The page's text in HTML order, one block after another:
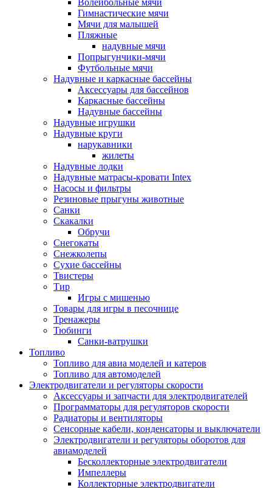
Волейбольные мячи
Гимнастические мячи
Мячи для малышей
Пляжные
надувные мячи
Попрыгунчики-мячи
Футбольные мячи
Надувные и каркасные бассейны
Аксессуары для бассейнов
Каркасные бассейны
Надувные бассейны
Надувные игрушки
Надувные круги
нарукавники
жилеты
Надувные лодки
Надувные матрасы-кровати Intex
Насосы и фильтры
Резиновые прыгуны животные
Санки
Скакалки
Обручи
Снегокаты
Снежколепы
Сухие бассейны
Твистеры
Тир
Игры с мишенью
Товары для игры в песочнице
Тренажеры
Тюбинги
Санки-ватрушки
Топливо
Топливо для авиа моделей и катеров
Топливо для автомоделей
Электродвигатели и регуляторы скорости
Аксессуары и запчасти для электродвигателей
Программаторы для регуляторов скорости
Радиаторы и вентиляторы
Сенсорные кабели, конденсаторы и выключатели
Электродвигатели и регуляторы оборотов для
авиамоделей
Бесколлекторные электродвигатели
Импеллеры
Коллекторные электродвигатели